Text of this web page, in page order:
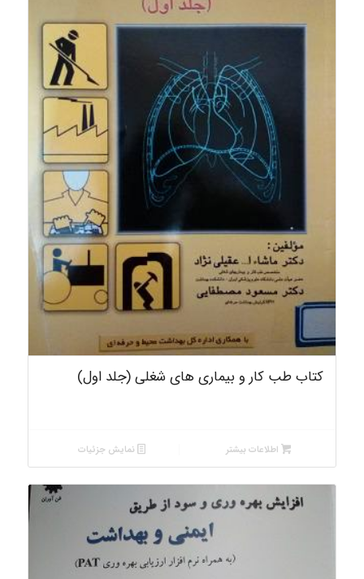
کتاب طب کار و بیماری های شغلی (جلد اول)
اطلاعات بیشتر نمایش جزئیات